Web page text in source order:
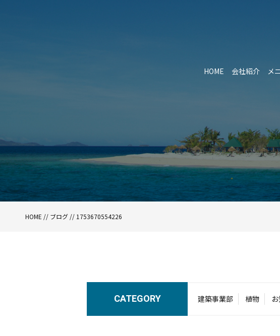
HOME 会社紹介 メ
HOME // ブログ // 1753670554226
CATEGORY 建築事業部 植物